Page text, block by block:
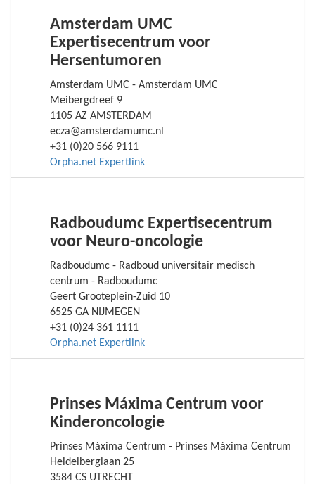
Amsterdam UMC
Expertisecentrum voor
Hersentumoren
Amsterdam UMC - Amsterdam UMC
Meibergdreef 9
1105 AZ AMSTERDAM
ecza@amsterdamumc.nl
+31 (0)20 566 9111
Orpha.net Expertlink
Radboudumc Expertisecentrum
voor Neuro-oncologie
Radboudumc - Radboud universitair medisch
centrum - Radboudumc
Geert Grooteplein-Zuid 10
6525 GA NIJMEGEN
+31 (0)24 361 1111
Orpha.net Expertlink
Prinses Máxima Centrum voor
Kinderoncologie
Prinses Máxima Centrum - Prinses Máxima Centrum
Heidelberglaan 25
3584 CS UTRECHT